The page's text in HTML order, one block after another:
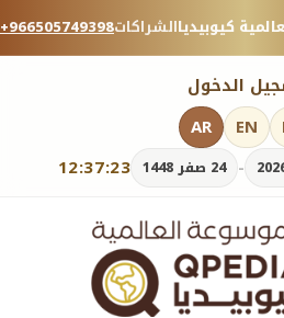
+966505749398الشراكات
الدخول
12:37:24 - 24 صفر 1448
AR EN